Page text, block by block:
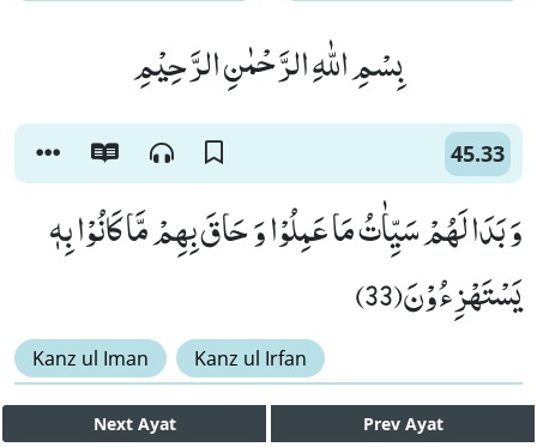
بِسْمِ اللّٰهِ الرَّحْمٰنِ الرَّحِیْمِ
45.33
وَ بَدَا لَهُمْ سَیِّاٰتُ مَا عَمِلُوْا وَ حَاقَ بِهِمْ مَّا كَانُوْا بِهٖ
یَسْتَهْزِءُوْنَ(33)
Kanz ul Iman Kanz ul Irfan
Next Ayat Prev Ayat